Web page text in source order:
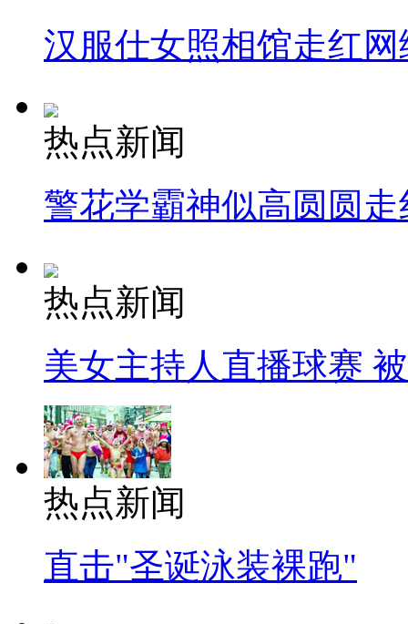
汉服仕女照相馆走红网
热点新闻
警花学霸神似高圆圆走
热点新闻
美女主持人直播球赛
热点新闻
直击"圣诞泳装裸跑"